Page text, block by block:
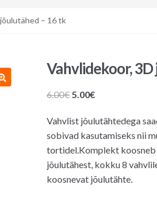
– 16 tk
Vahvlidekoor,
6.00€ Algne
oli:
6.00€.
5.00€Praegune
on:
5.00€.
Vahvlist jõulutähtedega
sobivad kasutamiseks nii
tortidel.Komplekt
jõulutähest, kokku 8
koosnevat jõulutähte.